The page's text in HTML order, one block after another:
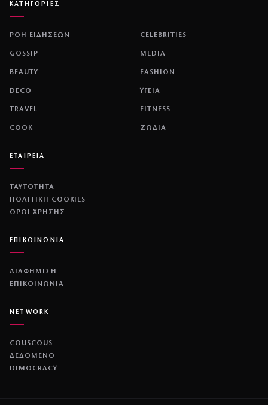
ΚΑΤΗΓΟΡΙΕΣ
ΡΟΗ ΕΙΔΗΣΕΩΝ CELEBRITIES
GOSSIP MEDIA
BEAUTY FASHION
DECO ΥΓΕΙΑ
TRAVEL FITNESS
COOK ΖΩΔΙΑ
ΕΤΑΙΡΕΙΑ
ΤΑΥΤΟΤΗΤΑ
ΠΟΛΙΤΙΚΉ COOKIES
ΌΡΟΙ ΧΡΉΣΗΣ
ΕΠΙΚΟΙΝΩΝΙΑ
ΔΙΑΦΗΜΙΣΗ
ΕΠΙΚΟΙΝΩΝΙΑ
NETWORK
COUSCOUS
ΔΕΔΟΜΕΝΟ
DIMOCRACY